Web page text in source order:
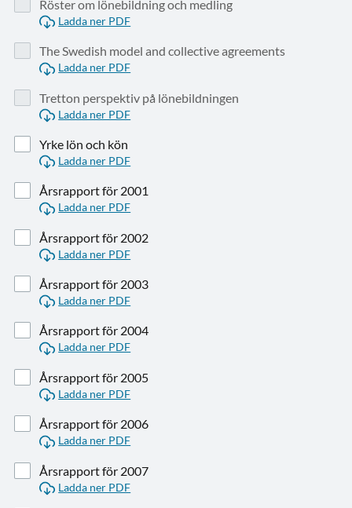
Röster om lönebildning och medling
Ladda ner PDF
The Swedish model and collective agreements
Ladda ner PDF
Tretton perspektiv på lönebildningen
Ladda ner PDF
Yrke lön och kön
Ladda ner PDF
Årsrapport för 2001
Ladda ner PDF
Årsrapport för 2002
Ladda ner PDF
Årsrapport för 2003
Ladda ner PDF
Årsrapport för 2004
Ladda ner PDF
Årsrapport för 2005
Ladda ner PDF
Årsrapport för 2006
Ladda ner PDF
Årsrapport för 2007
Ladda ner PDF